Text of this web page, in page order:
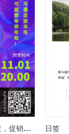
11，双十一，大促，促销，手机海报 日签